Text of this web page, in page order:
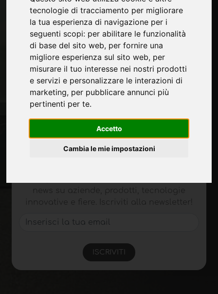
tecnologie di tracciamento per migliorare
la tua esperienza di navigazione per i
seguenti scopi: per abilitare le funzionalità
di base del sito web, per fornire una
migliore esperienza sul sito web, per
misurare il tuo interesse nei nostri prodotti
e servizi e personalizzare le interazioni di
marketing, per pubblicare annunci più
pertinenti per te.
Accetto
Cambia le mie impostazioni
Pagine
Chi siamo
Pubblicita
Contatti
Fiere
Journal
Presentati
Mappa Sito
ISCRIVITI